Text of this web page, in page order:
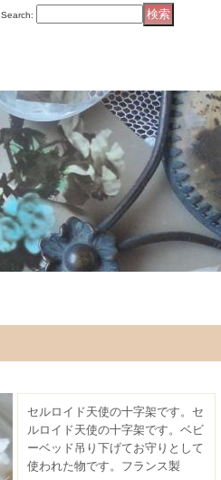
Search:
セルロイド天使の十字架です。セ
ルロイド天使の十字架です。ベビ
ーベッド吊り下げてお守りとして
使われた物です。 フランス製